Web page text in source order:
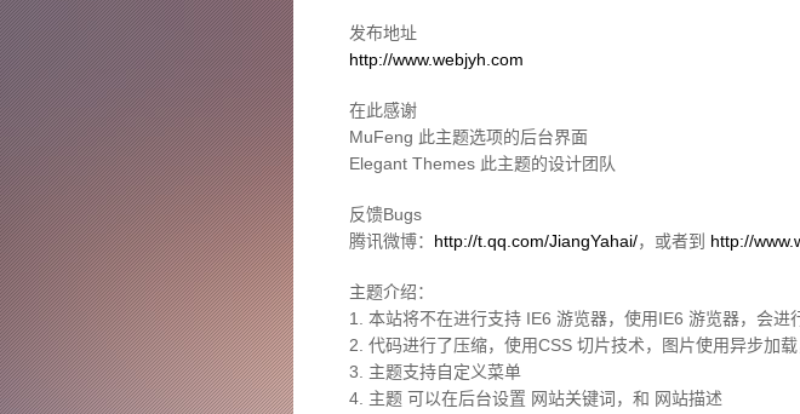
发布地址
http://www.webjyh.com
在此感谢
MuFeng 此主题选项的后台界面
Elegant Themes 此主题的设计团队
反馈Bugs
腾讯微博： http://t.qq.com/JiangYahai/，或者到 http://
主题介绍：
1. 本站将不在进行支持 IE6 游览器，使用IE6 游览器，会进
2. 代码进行了压缩，使用CSS 切片技术，图片使用异步加
3. 主题支持自定义菜单
4. 主题 可以在后台设置 网站关键词，和 网站描述